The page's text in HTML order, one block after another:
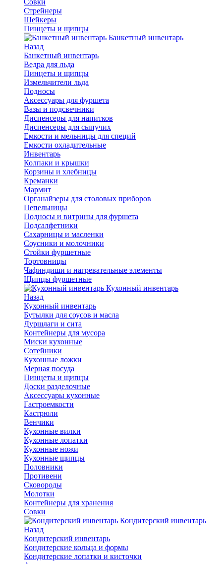
Стрейнеры
Шейкеры
Пинцеты и щипцы
Банкетный инвентарь
Назад
Банкетный инвентарь
Ведра для льда
Пинцеты и щипцы
Измельчители льда
Подносы
Аксессуары для фуршета
Вазы и подсвечники
Диспенсеры для напитков
Диспенсеры для сыпучих
Емкости и мельницы для специй
Емкости охладительные
Инвентарь
Колпаки и крышки
Корзины и хлебницы
Креманки
Мармит
Органайзеры для столовых приборов
Пепельницы
Подносы и витрины для фуршета
Подсалфетники
Сахарницы и масленки
Соусники и молочники
Стойки фуршетные
Тортовницы
Чафиндиши и нагревательные элементы
Щипцы фуршетные
Кухонный инвентарь
Назад
Кухонный инвентарь
Бутылки для соусов и масла
Дуршлаги и сита
Контейнеры для мусора
Миски кухонные
Сотейники
Кухонные ложки
Мерная посуда
Пинцеты и щипцы
Доски разделочные
Аксессуары кухонные
Гастроемкости
Кастрюли
Венчики
Кухонные вилки
Кухонные лопатки
Кухонные ножи
Кухонные щипцы
Половники
Противени
Сковороды
Молотки
Контейнеры для хранения
Совки
Кондитерский инвентарь
Назад
Кондитерский инвентарь
Кондитерские кольца и формы
Кондитерские лопатки и кисточки